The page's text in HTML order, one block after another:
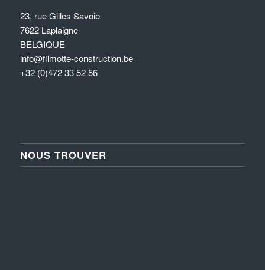
23, rue Gilles Savoie
7622 Laplaigne
BELGIQUE
info@filmotte-construction.be
+32 (0)472 33 52 56
NOUS TROUVER